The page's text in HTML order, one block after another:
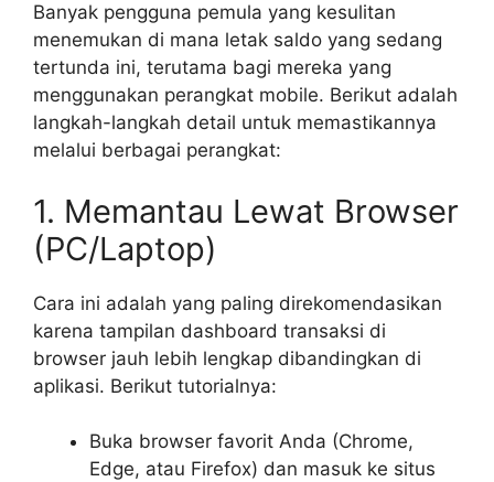
Banyak pengguna pemula yang kesulitan
menemukan di mana letak saldo yang sedang
tertunda ini, terutama bagi mereka yang
menggunakan perangkat mobile. Berikut adalah
langkah-langkah detail untuk memastikannya
melalui berbagai perangkat:
1. Memantau Lewat Browser
(PC/Laptop)
Cara ini adalah yang paling direkomendasikan
karena tampilan dashboard transaksi di
browser jauh lebih lengkap dibandingkan di
aplikasi. Berikut tutorialnya:
Buka browser favorit Anda (Chrome,
Edge, atau Firefox) dan masuk ke situs